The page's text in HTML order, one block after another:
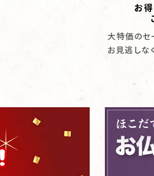
お
大特価のセ
お見逃しな